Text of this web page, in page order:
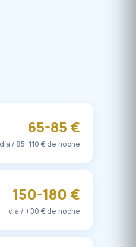
65-85 €
día / 85-110 € de noche
150-180 €
día / +30 € de noche